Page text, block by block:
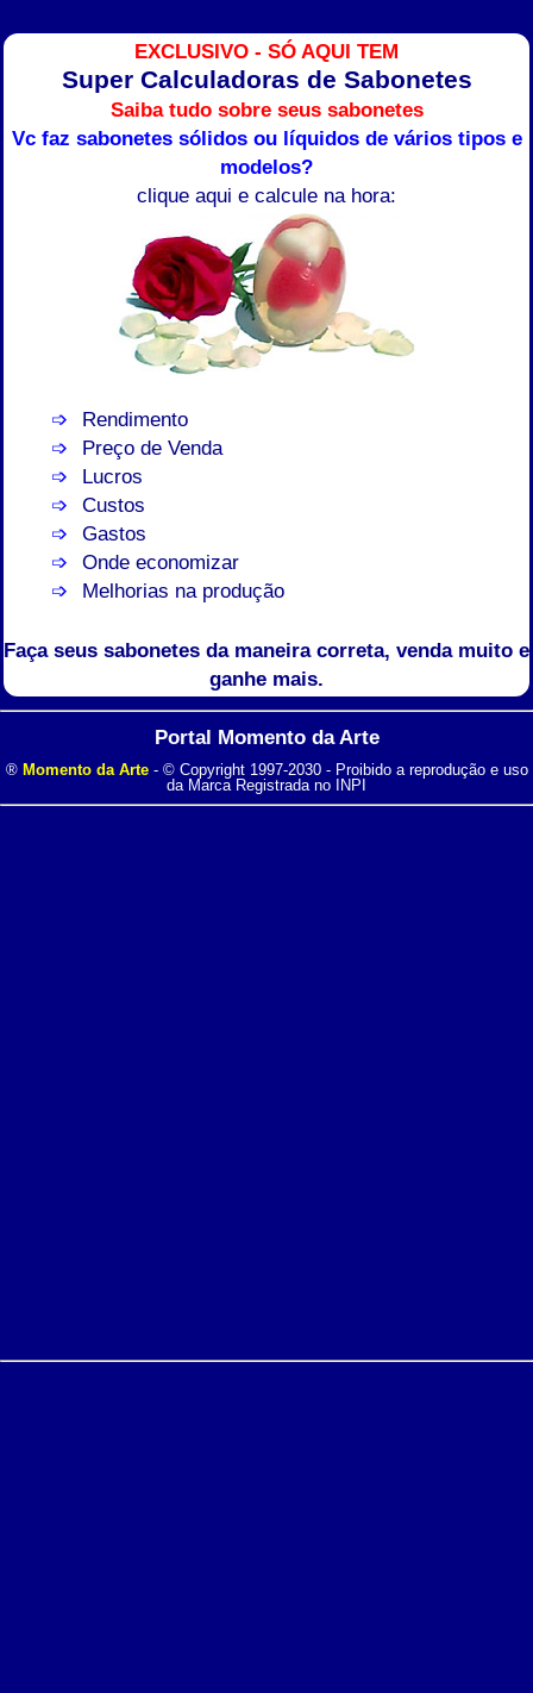
EXCLUSIVO - SÓ AQUI TEM
Super Calculadoras de Sabonetes
Saiba tudo sobre seus sabonetes
Vc faz sabonetes sólidos ou líquidos de vários tipos e
modelos?
clique aqui e calcule na hora:
Rendimento
Preço de Venda
Lucros
Custos
Gastos
Onde economizar
Melhorias na produção
Faça seus sabonetes da maneira correta, venda muito e
ganhe mais.
Portal Momento da Arte
® Momento da Arte- © Copyright 1997-2030 - Proibido a reprodução e uso
da Marca Registrada no INPI